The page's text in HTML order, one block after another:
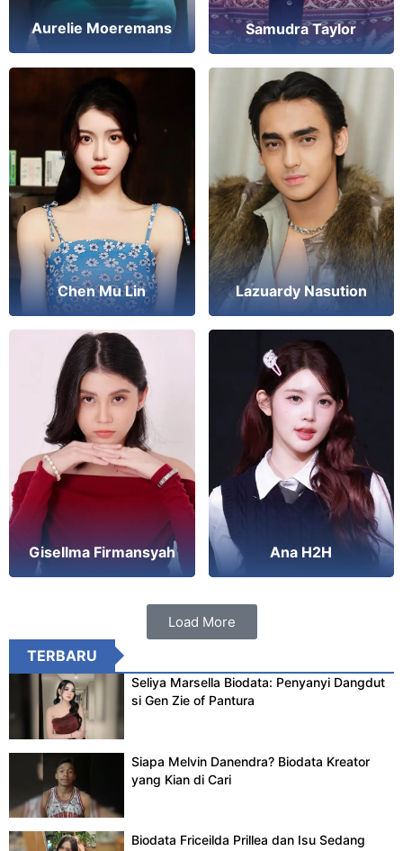
Aurelie Moeremans Samudra Taylor
Chen Mu Lin Lazuardy Nasution
Gisellma Firmansyah Ana H2H
Load More
TERBARU
Seliya Marsella Biodata: Penyanyi Dangdut
si Gen Zie of Pantura
Siapa Melvin Danendra? Biodata Kreator
yang Kian di Cari
Biodata Friceilda Prillea dan Isu Sedang